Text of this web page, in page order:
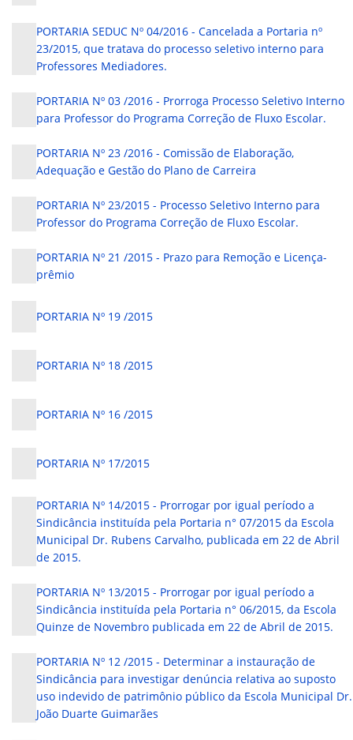
PORTARIA SEDUC Nº 04/2016 - Cancelada a Portaria nº
23/2015, que tratava do processo seletivo interno para
Professores Mediadores.
PORTARIA Nº 03 /2016 - Prorroga Processo Seletivo Interno
para Professor do Programa Correção de Fluxo Escolar.
PORTARIA Nº 23 /2016 - Comissão de Elaboração,
Adequação e Gestão do Plano de Carreira
PORTARIA Nº 23/2015 - Processo Seletivo Interno para
Professor do Programa Correção de Fluxo Escolar.
PORTARIA Nº 21 /2015 - Prazo para Remoção e Licença-
prêmio
PORTARIA Nº 19 /2015
PORTARIA Nº 18 /2015
PORTARIA Nº 16 /2015
PORTARIA Nº 17/2015
PORTARIA Nº 14/2015 - Prorrogar por igual período a
Sindicância instituída pela Portaria n° 07/2015 da Escola
Municipal Dr. Rubens Carvalho, publicada em 22 de Abril
de 2015.
PORTARIA Nº 13/2015 - Prorrogar por igual período a
Sindicância instituída pela Portaria n° 06/2015, da Escola
Quinze de Novembro publicada em 22 de Abril de 2015.
PORTARIA Nº 12 /2015 - Determinar a instauração de
Sindicância para investigar denúncia relativa ao suposto
uso indevido de patrimônio público da Escola Municipal Dr.
João Duarte Guimarães